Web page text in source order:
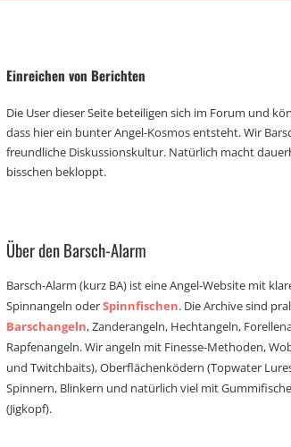
Einreichen von Berichten
Die User dieser Seite beteiligen sich im Forum und
dass hier ein bunter Angel-Kosmos entsteht. Wir
freundliche Diskussionskultur. Natürlich macht
bisschen bekloppt.
Über den Barsch-Alarm
Barsch-Alarm (kurz BA) ist eine Angel-Website mit
Spinnangeln oderSpinnfischen. Die Archive sind
Barschangeln, Zanderangeln, Hechtangeln,
Rapfenangeln. Wir angeln mit Finesse-Methoden,
und Twitchbaits), Oberflächenködern (Topwater
Spinnern, Blinkern und natürlich viel mit
(Jigkopf).